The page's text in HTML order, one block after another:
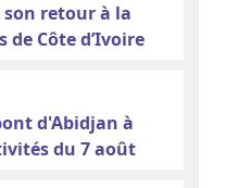
retour à la
de Côte d’Ivoire
d'Abidjan à
du 7 août